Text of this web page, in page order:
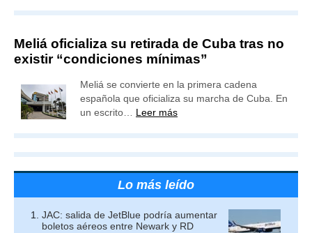
Meliá oficializa su retirada de Cuba tras no
existir “condiciones mínimas”
Meliá se convierte en la primera cadena
española que oficializa su marcha de Cuba. En
un escrito… Leer más
Lo más leído
JAC: salida de JetBlue podría aumentar
boletos aéreos entre Newark y RD